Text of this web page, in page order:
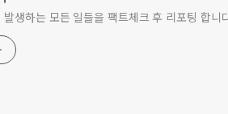
발생하는 모든 일들을 팩트체크 후 리포팅 합니